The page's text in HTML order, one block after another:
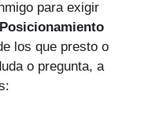
para exigir
los que presto o
o pregunta, a